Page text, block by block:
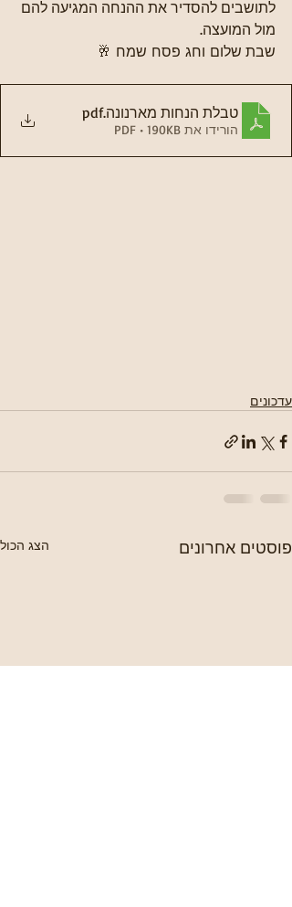
לתושבים להסדיר את ההנחה המגיעה להם
מול המועצה.
שבת שלום וחג פסח שמח 🥂
טבלת הנחות מארנונה.pdf
הורידו את PDF • 190KB
עדכונים
פוסטים אחרונים הצג הכול